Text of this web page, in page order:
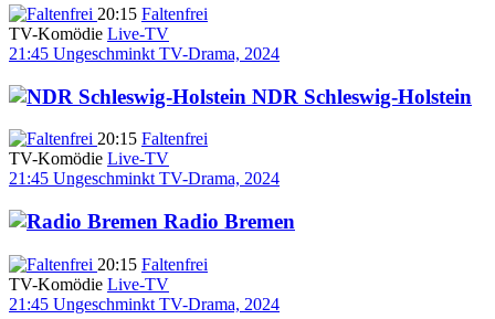
20:15 Faltenfrei
TV-Komödie Live-TV
21:45 Ungeschminkt TV-Drama, 2024
NDR Schleswig-Holstein
20:15 Faltenfrei
TV-Komödie Live-TV
21:45 Ungeschminkt TV-Drama, 2024
Radio Bremen
20:15 Faltenfrei
TV-Komödie Live-TV
21:45 Ungeschminkt TV-Drama, 2024